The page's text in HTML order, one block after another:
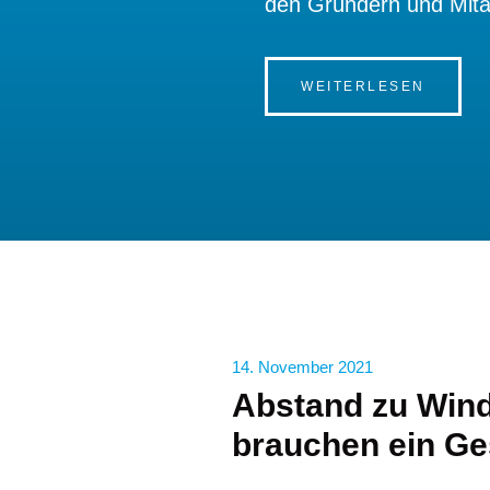
WEITERLESEN
14. November 2021
Abstand zu
brauchen ein